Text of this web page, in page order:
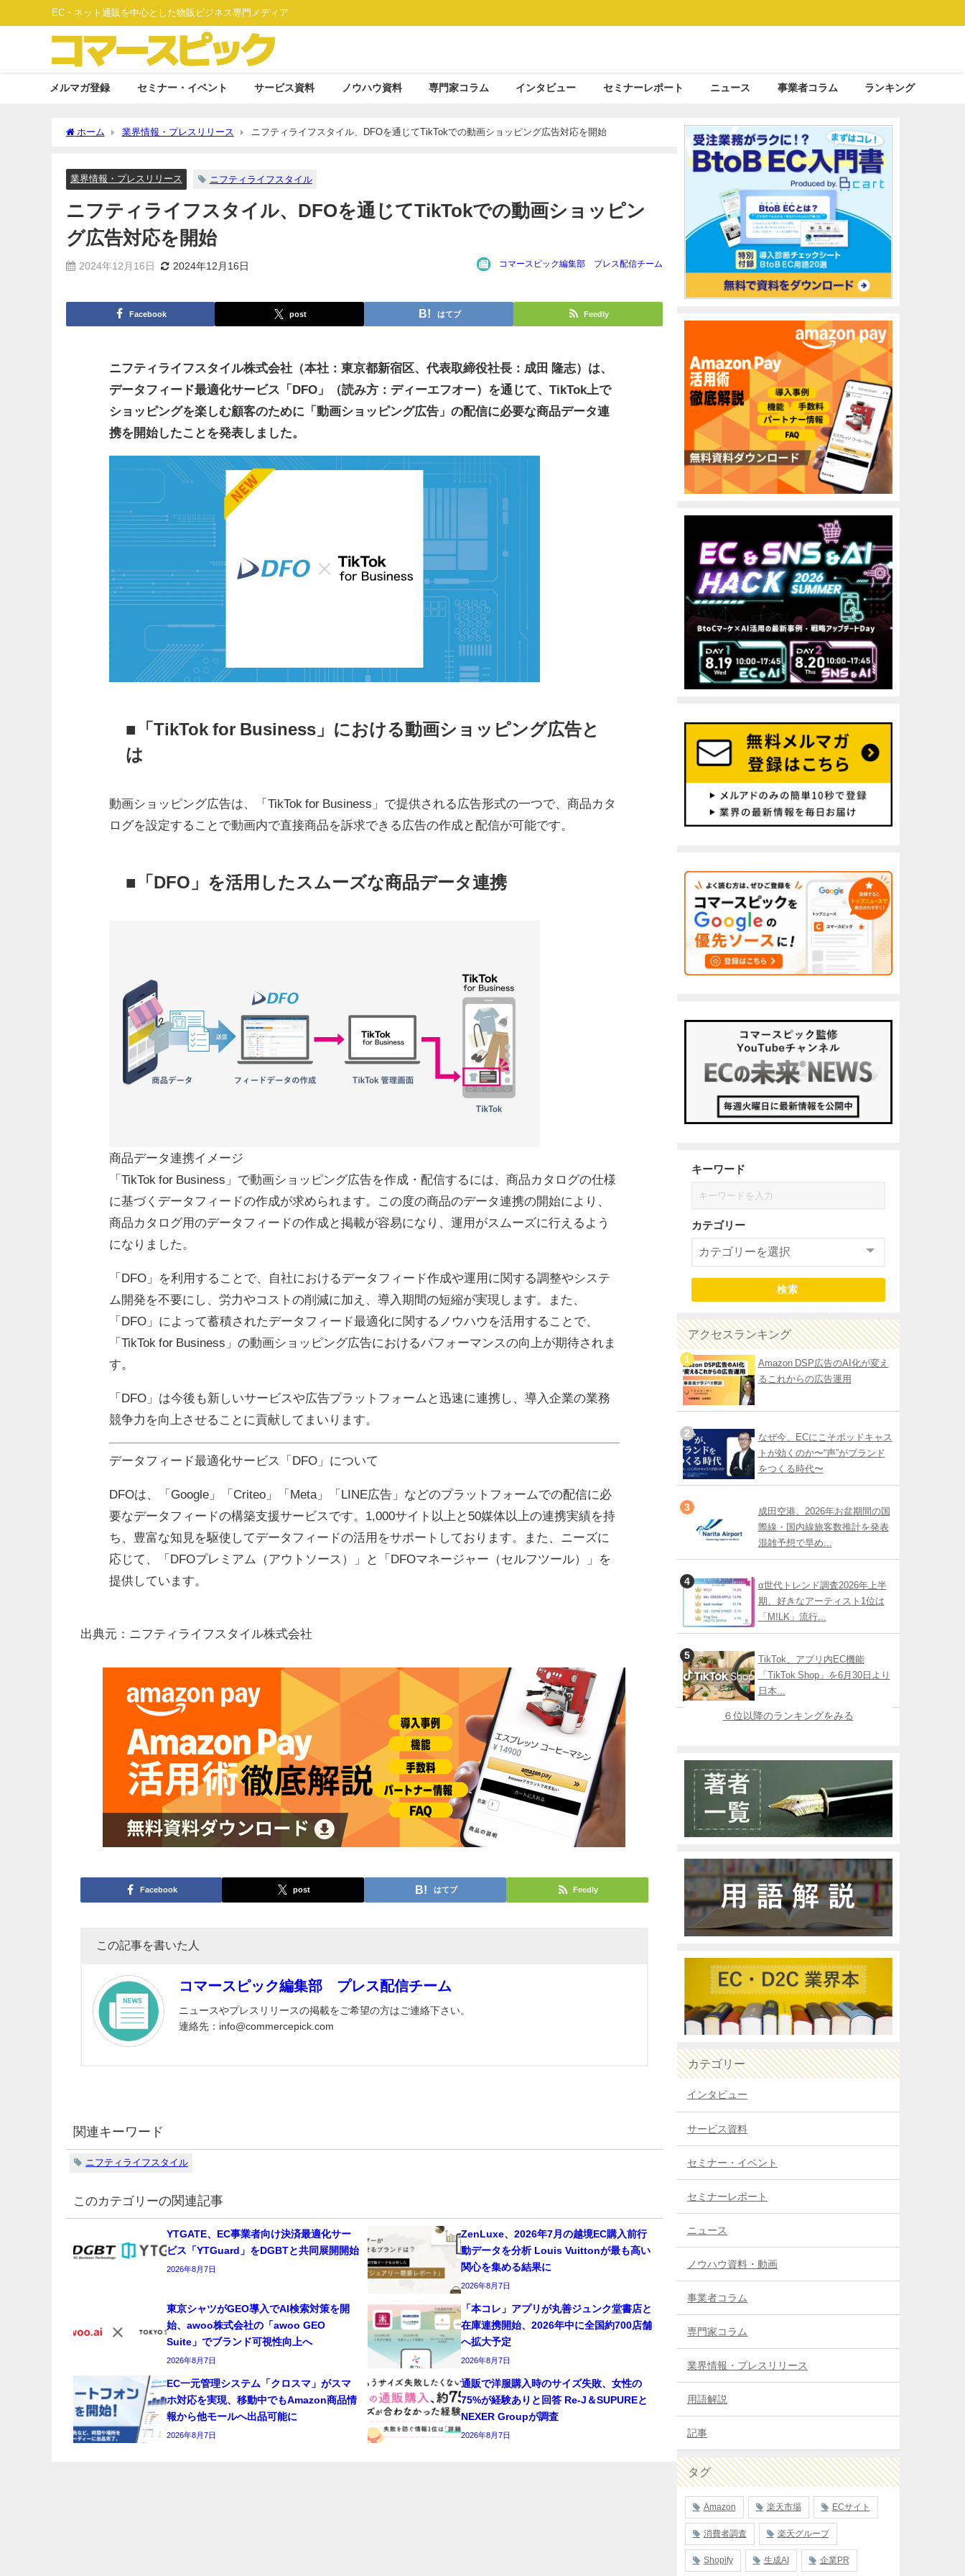
EC・ネット通販を中心とした物販ビジネス専門メディア
メルマガ登録 セミナー・イベント サービス資料 ノウハウ資料 専門家コラム インタビュー セミナーレポート ニュース 事業者コラム ランキング
ホーム 業界情報・プレスリリース ニフティライフスタイル、DFOを通じてTikTokでの動画ショッピング広告対応を開始
業界情報・プレスリリース ニフティライフスタイル
ニフティライフスタイル、DFOを通じてTikTokでの動画ショッピン
グ広告対応を開始
2024年12月16日 2024年12月16日 コマースピック編集部 プレス配信チーム
Facebook post はてブ Feedly
ニフティライフスタイル株式会社（本社：東京都新宿区、代表取締役社長：成田 隆志）は、
データフィード最適化サービス「DFO」（読み方：ディーエフオー）を通じて、TikTok上で
ショッピングを楽しむ顧客のために「動画ショッピング広告」の配信に必要な商品データ連
携を開始したことを発表しました。
■「TikTok for Business」における動画ショッピング広告と
は
動画ショッピング広告は、「TikTok for Business」で提供される広告形式の一つで、商品カタ
ログを設定することで動画内で直接商品を訴求できる広告の作成と配信が可能です。
■「DFO」を活用したスムーズな商品データ連携
商品データ連携イメージ
「TikTok for Business」で動画ショッピング広告を作成・配信するには、商品カタログの仕様
に基づくデータフィードの作成が求められます。この度の商品のデータ連携の開始により、
商品カタログ用のデータフィードの作成と掲載が容易になり、運用がスムーズに行えるよう
になりました。
「DFO」を利用することで、自社におけるデータフィード作成や運用に関する調整やシステ
ム開発を不要にし、労力やコストの削減に加え、導入期間の短縮が実現します。また、
「DFO」によって蓄積されたデータフィード最適化に関するノウハウを活用することで、
「TikTok for Business」の動画ショッピング広告におけるパフォーマンスの向上が期待されま
す。
「DFO」は今後も新しいサービスや広告プラットフォームと迅速に連携し、導入企業の業務
競争力を向上させることに貢献してまいります。
データフィード最適化サービス「DFO」について
DFOは、「Google」「Criteo」「Meta」「LINE広告」などのプラットフォームでの配信に必
要なデータフィードの構築支援サービスです。1,000サイト以上と50媒体以上の連携実績を持
ち、豊富な知見を駆使してデータフィードの活用をサポートしております。また、ニーズに
応じて、「DFOプレミアム（アウトソース）」と「DFOマネージャー（セルフツール）」を
提供しています。
出典元：ニフティライフスタイル株式会社
Facebook post はてブ Feedly
この記事を書いた人
コマースピック編集部 プレス配信チーム
ニュースやプレスリリースの掲載をご希望の方はご連絡下さい。
連絡先：info@commercepick.com
関連キーワード
ニフティライフスタイル
の関連記事
YTGATE、EC事業者向け決済最適化サー
ビス「YTGuard」をDGBTと共同展開開始
2026年8月7日
ZenLuxe、2026年7月の越境EC購入前行
動データを分析 Louis Vuittonが最も高い
関心を集める結果に
2026年8月7日
東京シャツがGEO導入でAI検索対策を開
始、awoo株式会社の「awoo GEO
Suite」でブランド可視性向上へ
2026年8月7日
「本コレ」アプリが丸善ジュンク堂書店と
在庫連携開始、2026年中に全国約700店舗
へ拡大予定
2026年8月7日
EC一元管理システム「クロスマ」がスマ
ホ対応を実現、移動中でもAmazon商品情
報から他モールへ出品可能に
2026年8月7日
通販で洋服購入時のサイズ失敗、女性の
75%が経験ありと回答 Re-J＆SUPUREと
NEXER Groupが調査
2026年8月7日
キーワード
カテゴリー
検索
アクセスランキング
Amazon DSP広告のAI化が変え
るこれからの広告運用
なぜ今、ECにこそポッドキャス
トが効くのか〜“声”がブランド
をつくる時代〜
成田空港、2026年お盆期間の国
際線・国内線旅客数推計を発表
混雑予想で早め...
α世代トレンド調査2026年上半
期、好きなアーティスト1位は
「M!LK」流行...
TikTok、アプリ内EC機能
「TikTok Shop」を6月30日より
日本...
６位以降のランキングをみる
カテゴリー
インタビュー
サービス資料
セミナー・イベント
セミナーレポート
ニュース
ノウハウ資料・動画
事業者コラム
専門家コラム
業界情報・プレスリリース
用語解説
記事
タグ
Amazon 楽天市場 ECサイト
消費者調査 楽天グループ
Shopify 生成AI 企業PR